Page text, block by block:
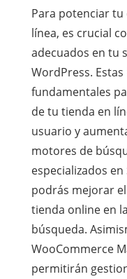
Para potenciar
línea, es crucial
adecuados en tu
WordPress.
fundamentales
de tu tienda en
usuario y
motores de
especializados en
podrás mejorar
tienda online en
búsqueda.
WooCommerce
permitirán